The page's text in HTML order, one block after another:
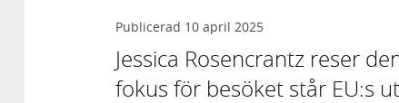
Publicerad 10 april 2025
Jessica Rosencrantz reser
fokus för besöket står EU:s